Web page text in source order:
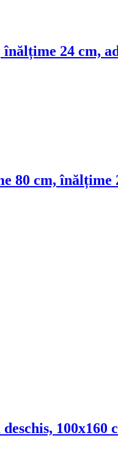
24 cm,
80 cm, înălțime
100x160